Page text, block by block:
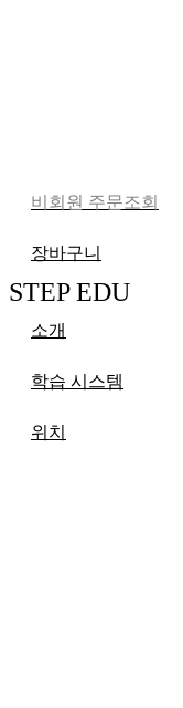
비회원 주문조회
장바구니
STEP EDU
소개
학습 시스템
위치